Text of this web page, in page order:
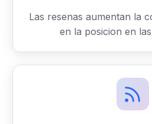
Las resenas aumentan la
en la posicion en